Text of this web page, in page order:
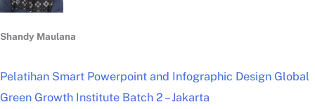
Shandy Maulana
Pelatihan Smart Powerpoint and Infographic Design Global
Green Growth Institute Batch 2 – Jakarta